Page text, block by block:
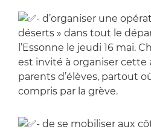
- d’organiser une
déserts » dans tout le
l’Essonne le jeudi 16 mai.
est invité à organiser cette
parents d’élèves, partout
compris par la grève.
- de se mobiliser aux